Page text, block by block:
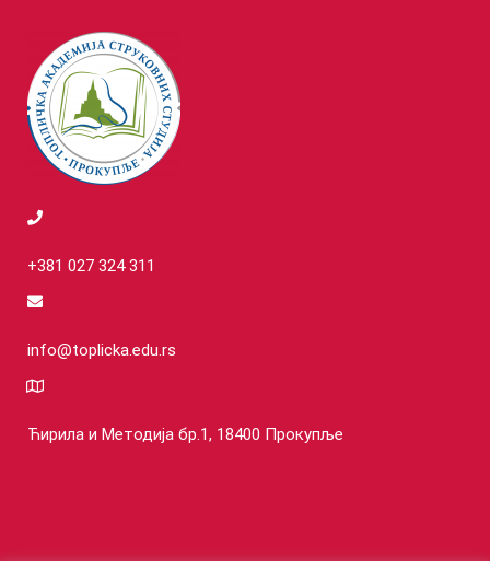
+381 027 324 311
info@toplicka.edu.rs
Ћирила и Методија бр.1, 18400 Прокупље